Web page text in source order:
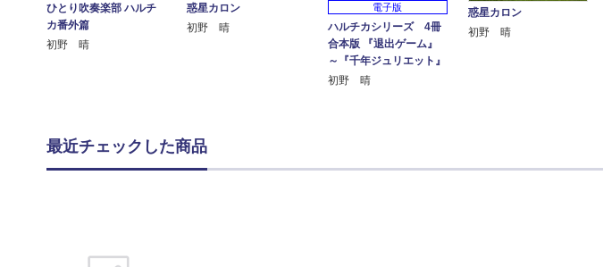
ひとり吹奏楽部 ハルチ
カ番外篇
初野 晴
惑星カロン
初野 晴
電子版
ハルチカシリーズ 4冊
合本版 『退出ゲーム』
～『千年ジュリエット』
初野 晴
惑星カロン
初野 晴
最近チェックした商品